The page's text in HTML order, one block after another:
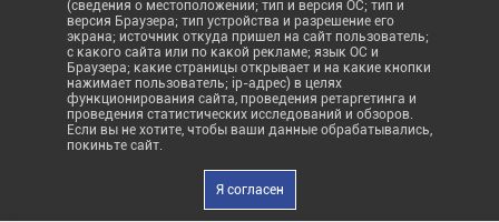
(сведения о местоположении; тип и версия ОС; тип и
версия Браузера; тип устройства и разрешение его
экрана; источник откуда пришел на сайт пользователь;
с какого сайта или по какой рекламе; язык ОС и
Браузера; какие страницы открывает и на какие кнопки
нажимает пользователь; ip-адрес) в целях
функционирования сайта, проведения ретаргетинга и
проведения статистических исследований и обзоров.
Если вы не хотите, чтобы ваши данные обрабатывались,
покиньте сайт.
Я согласен